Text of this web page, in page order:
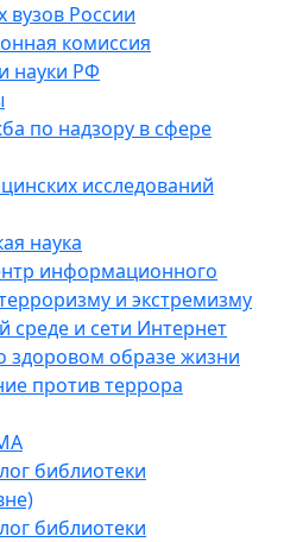
вузов России
комиссия
науки РФ
по надзору в сфере
исследований
наука
информационного
и экстремизму
среде и сети Интернет
здоровом образе жизни
против террора
библиотеки
библиотеки